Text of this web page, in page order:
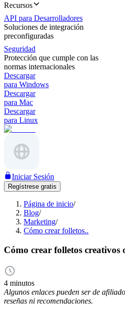
Recursos
API para Desarrolladores
Soluciones de integración
preconfiguradas
Seguridad
Protección que cumple con las
normas internacionales
Descargar
para Windows
Descargar
para Mac
Descargar
para Linux
Iniciar Sesión
Regístrese gratis
Página de inicio/
Blog/
Marketing/
Cómo crear folletos..
Cómo crear folletos creativos
4 minutos
Algunos enlaces pueden ser de
reseñas ni recomendaciones.